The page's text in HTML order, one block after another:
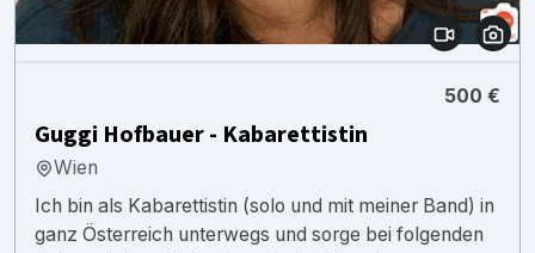
500 €
Guggi Hofbauer - Kabarettistin
Wien
Ich bin als Kabarettistin (solo und mit meiner Band) in
ganz Österreich unterwegs und sorge bei folgenden